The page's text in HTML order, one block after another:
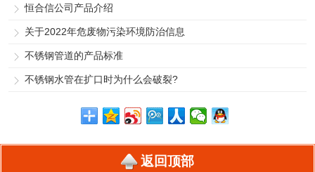
恒合信公司产品介绍
关于2022年危废物污染环境防治信息
不锈钢管道的产品标准
不锈钢水管在扩口时为什么会破裂?
返回顶部